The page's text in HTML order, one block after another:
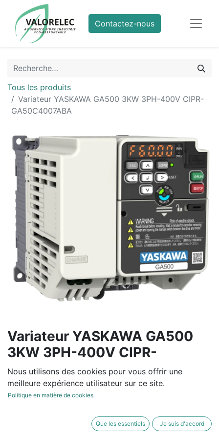
Contactez-nous
Tous les produits
Variateur YASKAWA GA500 3KW 3PH-400V CIPR-
GA50C4007ABA
Variateur YASKAWA GA500
3KW 3PH-400V CIPR-
GA50C4007ABA
Variateur de fréquence tension entrée de 380V à 480V
-15/+10% 50/60Hz +/-5%
Normal Duty : 7.1 A / 3 KW - Heavy Duty: 5.6 A / 2.2
Nous utilisons des cookies pour vous offrir une
meilleure expérience utilisateur sur ce site.
Politique en matière de cookies
Que les essentiels Je suis d'accord